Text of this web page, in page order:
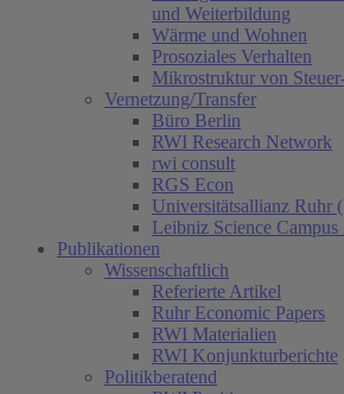
und Weiterbildung
Wärme und Wohnen
Prosoziales Verhalten
Mikrostruktur von
Vernetzung/Transfer
Büro Berlin
RWI Research Network
rwi consult
RGS Econ
Universitätsallianz Ruhr
Leibniz Science Campus
Publikationen
Wissenschaftlich
Referierte Artikel
Ruhr Economic Papers
RWI Materialien
RWI Konjunkturberichte
Politikberatend